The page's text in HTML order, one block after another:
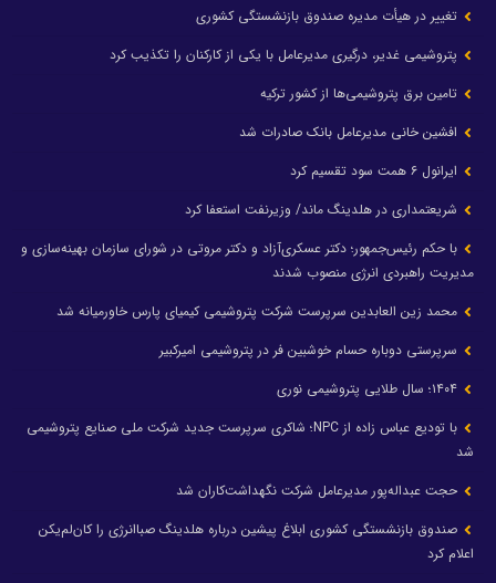
تغییر در هیأت مدیره صندوق بازنشستگی کشوری
پتروشیمی غدیر، درگیری مدیرعامل با یکی از کارکنان را تکذیب کرد
تامین برق پتروشیمی‌ها از کشور ترکیه
افشین خانی مدیرعامل بانک صادرات شد
ایرانول ۶ همت سود تقسیم کرد
شریعتمداری در هلدینگ ماند/ وزیرنفت استعفا کرد
با حکم رئیس‌جمهور؛ دکتر عسکری‌آزاد و دکتر مروتی در شورای سازمان بهینه‌سازی و
مدیریت راهبردی انرژی منصوب شدند
محمد زین العابدین سرپرست شرکت پتروشیمی کیمیای پارس خاورمیانه شد
سرپرستی دوباره حسام خوشبین فر در پتروشیمی امیرکبیر
با تودیع عباس زاده از NPC؛ شاکری سرپرست جدید شرکت ملی صنایع پتروشیمی
شد
حجت عبداله‌پور مدیرعامل شرکت نگهداشت‌کاران شد
صندوق بازنشستگی کشوری ابلاغ پیشین درباره هلدینگ صباانرژی را کان‌لم‌یکن
اعلام کرد